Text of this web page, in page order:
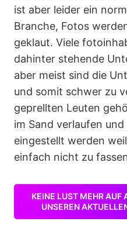
ist aber leider ein
Branche, Fotos
geklaut. Viele
dahinter stehende
aber meist sind die
und somit schwer zu
geprellten Leuten
im Sand verlaufen
eingestellt werden
einfach nicht zu
KEINE LUST MEHR AUF
UNSEREN